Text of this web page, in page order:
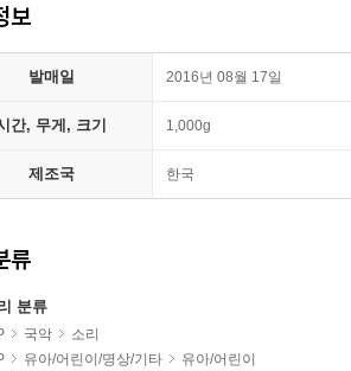
보
발매일 2016년 08월 17일
간, 무게, 크기 1,000g
제조국 한국
류
분류
국악
소리
유아/어린이/명상/기타
유아/어린이